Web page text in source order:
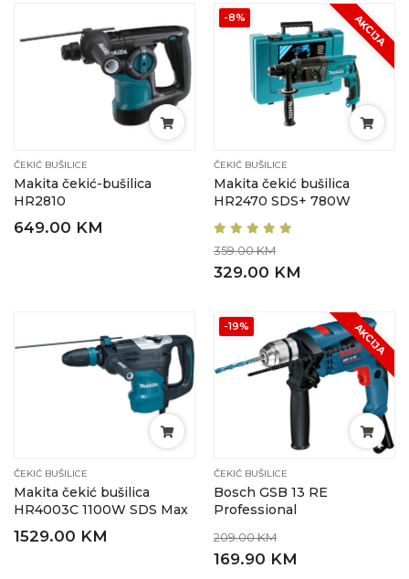
ČEKIĆ BUŠILICE
Makita čekić-bušilica
HR2810
649.00 KM
-8% AKCIJA
ČEKIĆ BUŠILICE
Makita čekić bušilica
HR2470 SDS+ 780W
359.00 KM
329.00 KM
ČEKIĆ BUŠILICE
Makita čekić bušilica
HR4003C 1100W SDS Max
1529.00 KM
-19% AKCIJA
ČEKIĆ BUŠILICE
Bosch GSB 13 RE
Professional
209.00 KM
169.90 KM